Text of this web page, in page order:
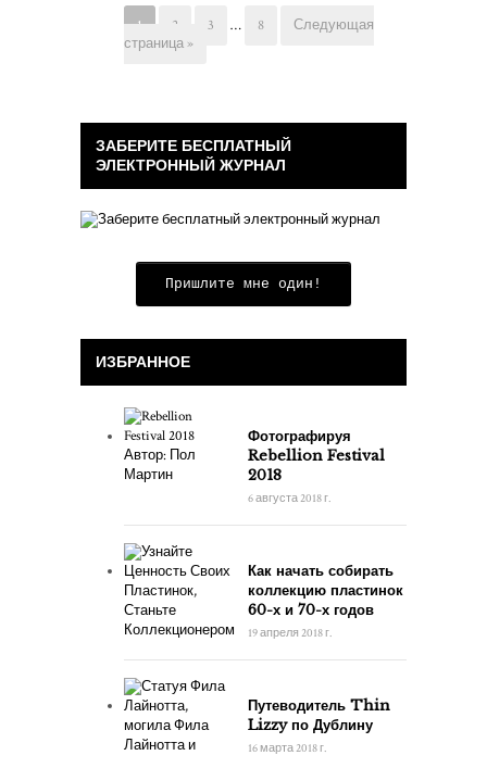
1 2 3 … 8
Следующая
страница »
ЗАБЕРИТЕ БЕСПЛАТНЫЙ
ЭЛЕКТРОННЫЙ ЖУРНАЛ
Пришлите мне один!
ИЗБРАННОЕ
Фотографируя
Rebellion Festival
2018
6 августа 2018 г.
Как начать собирать
коллекцию пластинок
60-х и 70-х годов
19 апреля 2018 г.
Путеводитель Thin
Lizzy по Дублину
16 марта 2018 г.